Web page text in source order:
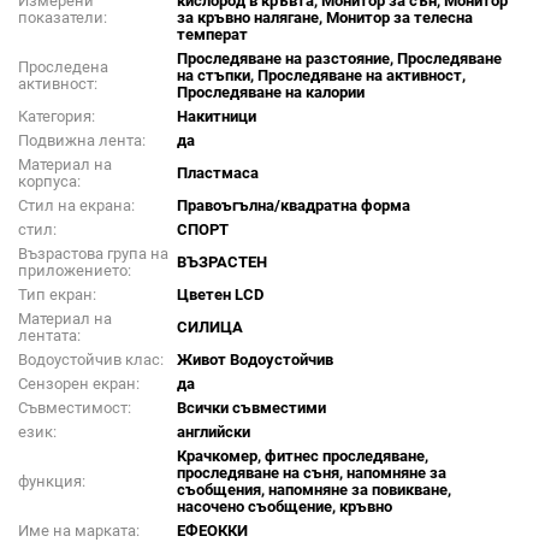
показатели:
за кръвно налягане, Монитор за телесна
температ
Проследена
активност:
Проследяване на разстояние, Проследяване
на стъпки, Проследяване на активност,
Проследяване на калории
Категория:
Накитници
Подвижна лента:
да
Материал на
корпуса:
Пластмаса
Стил на екрана:
Правоъгълна/квадратна форма
стил:
СПОРТ
Възрастова група на
приложението:
ВЪЗРАСТЕН
Тип екран:
Цветен LCD
Материал на
лентата:
СИЛИЦА
Водоустойчив клас:
Живот Водоустойчив
Сензорен екран:
да
Съвместимост:
Всички съвместими
език:
английски
функция:
Крачкомер, фитнес проследяване,
проследяване на съня, напомняне за
съобщения, напомняне за повикване,
насочено съобщение, кръвно
Име на марката:
ЕФЕОККИ